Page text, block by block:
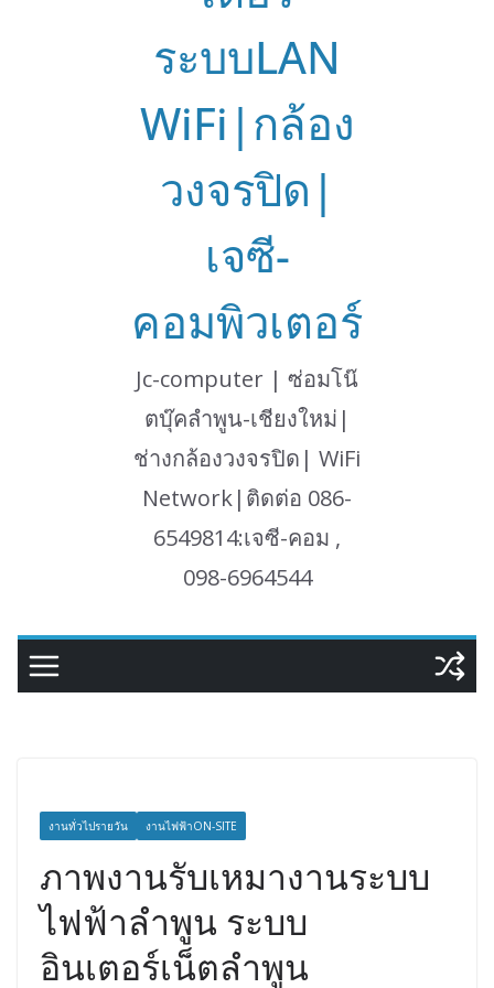
ระบบLAN
WiFi|กล้อง
วงจรปิด|
เจซี-
คอมพิวเตอร์
Jc-computer | ซ่อมโน๊
ตบุ๊คลำพูน-เชียงใหม่|
ช่างกล้องวงจรปิด| WiFi
Network|ติดต่อ 086-
6549814:เจซี-คอม ,
098-6964544
งานทั่วไปรายวัน งานไฟฟ้าON-SITE
ภาพงานรับเหมางานระบบ
ไฟฟ้าลำพูน ระบบ
อินเตอร์เน็ตลำพูน